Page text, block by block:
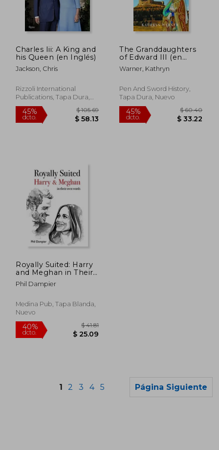
40%
dcto.
$ 34.39
$ 20.63
45%
dcto.
$ 28.73
Charles Iii: A King and
his Queen (en Inglés)
Jackson, Chris
Rizzoli International
Publications, Tapa Dura,
Nuevo
The Granddaughters
of Edward III (en
Inglés)
Warner, Kathryn
Pen And Sword History,
Tapa Dura, Nuevo
Royally Suited: Harry
and Meghan in Their
Own Words
Phil Dampier
Medina Pub, Tapa Blanda,
Nuevo
1 2 3 4 5 Página Siguiente